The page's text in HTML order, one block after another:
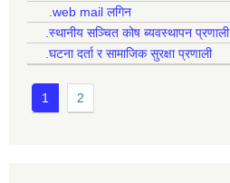
.web mail लगिन
.स्थानीय सञ्चित कोष ब्यवस्थापन प्रणाली
.घटना दर्ता र सामाजिक सुरक्षा प्रणाली
1 2